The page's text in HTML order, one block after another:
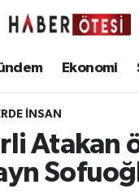
Ekonomi
İNSAN
Atakan
Eczaneler
Vakitleri
Yoğunluk